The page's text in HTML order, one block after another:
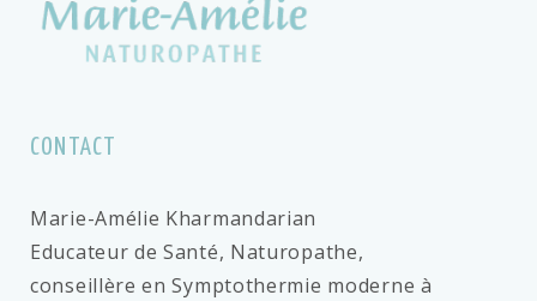
CONTACT
Marie-Amélie Kharmandarian
Educateur de Santé, Naturopathe,
conseillère en Symptothermie moderne à